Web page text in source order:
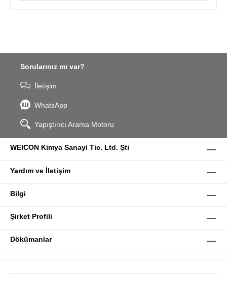
Sorularınız mı var?
İletişim
WhatsApp
Yapıştırıcı Arama Motoru
WEICON Kimya Sanayi Tic. Ltd. Şti
Yardım ve İletişim
Bilgi
Şirket Profili
Dökümanlar